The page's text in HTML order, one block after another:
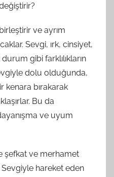
ve ayrım
Sevgi, ırk, cinsiyet,
gibi farklılıkların
dolu olduğunda,
kenara bırakarak
Bu da
ve uyum
şefkat ve merhamet
Sevgiyle hareket eden